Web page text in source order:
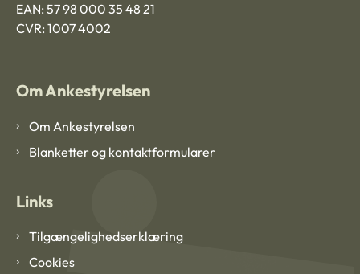
EAN: 57 98 000 35 48 21
CVR: 1007 4002
Om Ankestyrelsen
Om Ankestyrelsen
Blanketter og kontaktformularer
Links
Tilgængelighedserklæring
Cookies